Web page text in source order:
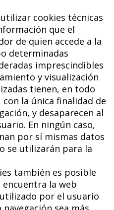
cookies técnicas
que el
de quien accede a la
determinadas
imprescindibles
y visualización
tienen, en todo
la única finalidad de
y desaparecen al
En ningún caso,
por sí mismas datos
se utilizarán para la
también es posible
la web
por el usuario